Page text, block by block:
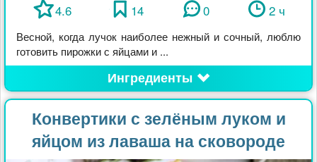
4.6 14 0 2 ч
Весной, когда лучок наиболее нежный и сочный, люблю
готовить пирожки с яйцами и ...
Ингредиенты
Конвертики с зелёным луком и
яйцом из лаваша на сковороде